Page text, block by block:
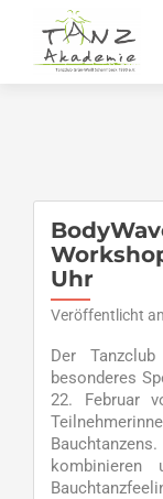
Uhr
Veröffentlicht
Der
besonderes
22. Februar